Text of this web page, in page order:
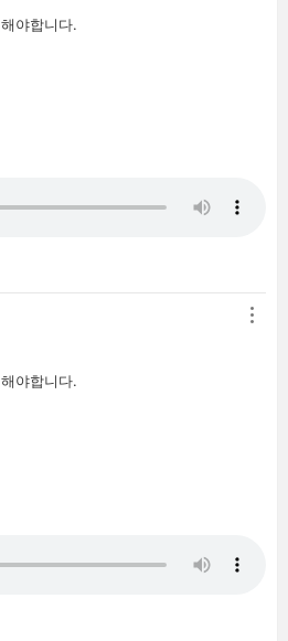
해야합니다.
해야합니다.